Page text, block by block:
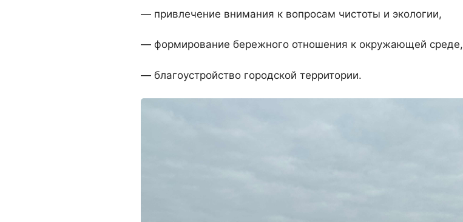
— привлечение внимания к вопросам чистоты и экологии,
— формирование бережного отношения к окружающей среде,
— благоустройство городской территории.